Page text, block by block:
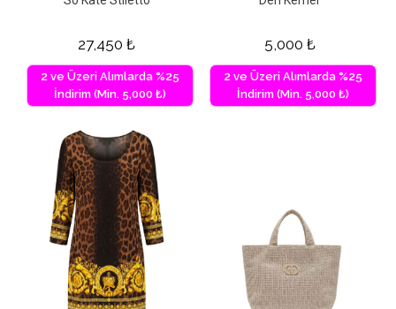
27,450 ₺
2 ve Üzeri Alımlarda %25
İndirim (Min. 5,000 ₺)
5,000 ₺
2 ve Üzeri Alımlarda %25
İndirim (Min. 5,000 ₺)